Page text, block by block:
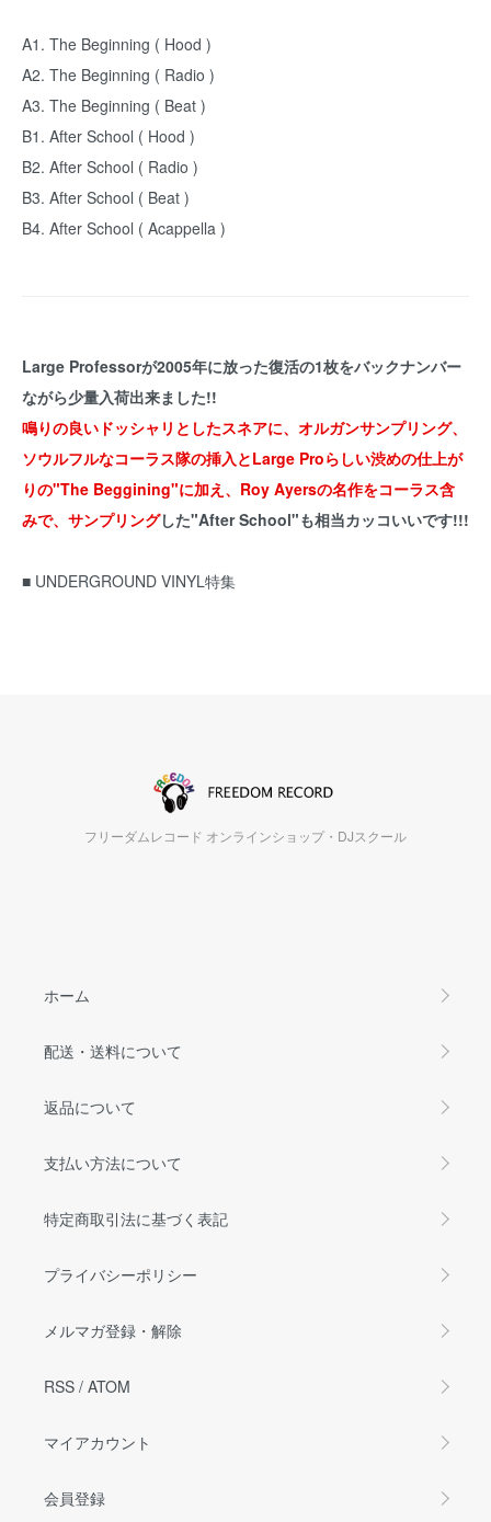
A1. The Beginning ( Hood )
A2. The Beginning ( Radio )
A3. The Beginning ( Beat )
B1. After School ( Hood )
B2. After School ( Radio )
B3. After School ( Beat )
B4. After School ( Acappella )
Large Professorが2005年に放った復活の1枚をバックナンバー
ながら少量入荷出来ました!!
鳴りの良いドッシャリとしたスネアに、オルガンサンプリング、
ソウルフルなコーラス隊の挿入とLarge Proらしい渋めの仕上が
りの"The Beggining"に加え、Roy Ayersの名作をコーラス含
みで、サンプリングした"After School"も相当カッコいいです!!!
■ UNDERGROUND VINYL特集
フリーダムレコード オンラインショップ・DJスクール
ホーム
配送・送料について
返品について
支払い方法について
特定商取引法に基づく表記
プライバシーポリシー
メルマガ登録・解除
RSS / ATOM
マイアカウント
会員登録